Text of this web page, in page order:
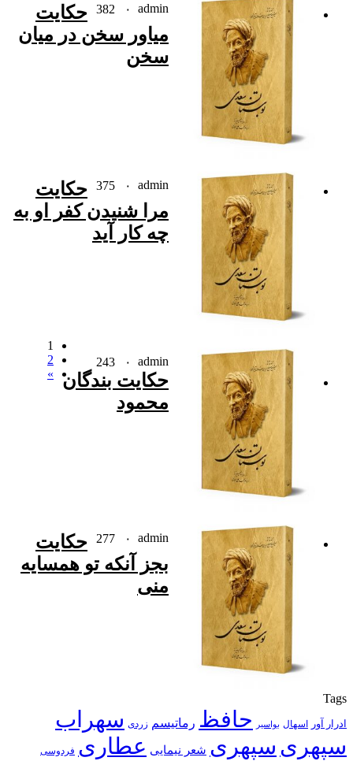
admin ۰
حکایت
میاور سخن در میان
سخن
admin ۰
حکایت
مرا شنیدن کفر او به
چه کار آید
admin ۰
حکایت بندگان
محمود
admin ۰
حکایت
بجز آنکه تو همسایه
منی
1
2
»
Tags
ادرار آور اسهال بواسیر حافظ رماتیسم زردی سهراب
سپهری سپهری شعر نیمایی عطاری فردوسی